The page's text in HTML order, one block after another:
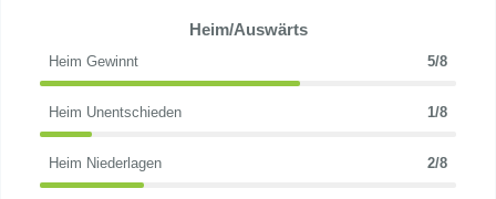
Heim/Auswärts
Heim Gewinnt 5/8
Heim Unentschieden 1/8
Heim Niederlagen 2/8